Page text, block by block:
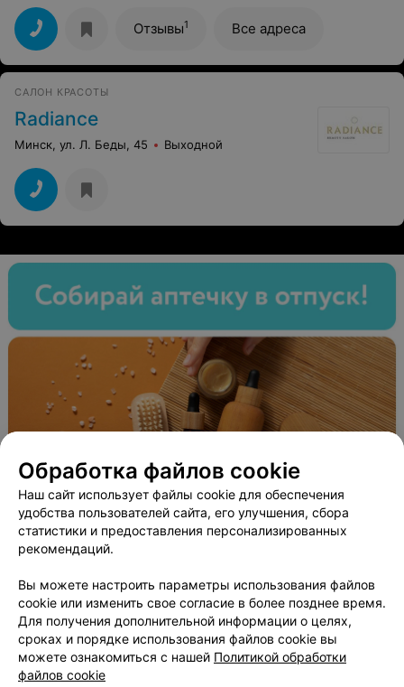
деньги могла бы 2 раза это сделать. В прайсе на сайте
стоит 17-27р. женская стрижка, стоимость не
объявляли. Могла бы вообще не платить. Имейте
ввиду - не платите.
Отзывы1 Все адреса
САЛОН КРАСОТЫ
Radiance
Минск, ул. Л. Беды, 45 Выходной
ЭФФЕКТИВНАЯ РЕКЛАМА НА САЙТЕ
САЛОН КРАСОТЫ
PANDA beauty
Обработка файлов cookie
Наш сайт использует файлы cookie для обеспечения
удобства пользователей сайта, его улучшения, сбора
статистики и предоставления персонализированных
рекомендаций.
Вы можете настроить параметры использования файлов
cookie или изменить свое согласие в более позднее время.
Для получения дополнительной информации о целях,
сроках и порядке использования файлов cookie вы
можете ознакомиться с нашей Политикой обработки
файлов cookie